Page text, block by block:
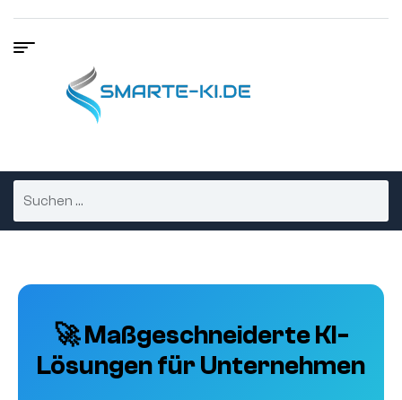
🚀 Maßgeschneiderte KI-
Lösungen für Unternehmen